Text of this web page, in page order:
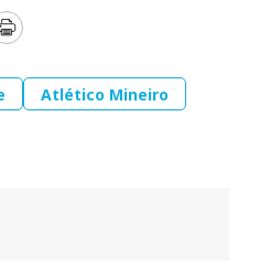
Print
Atlético Mineiro